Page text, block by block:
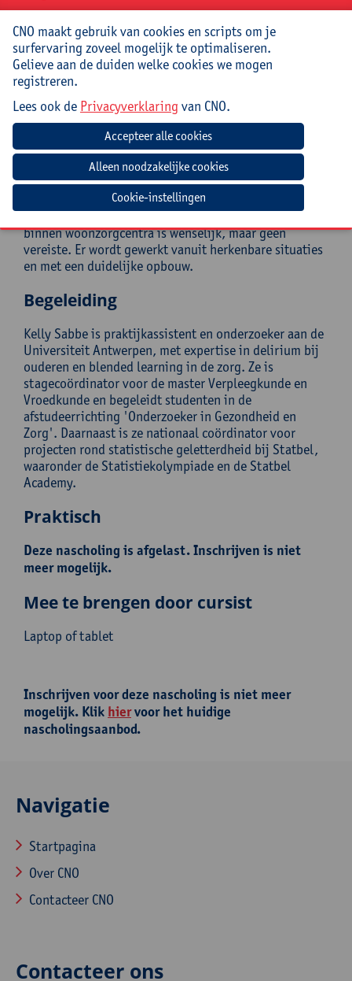
Doelgroep
Deze nascholing richt zich tot leerkrachten in het
secundair onderwijs en volwassenenonderwijs die
lesgeven binnen het domein Maatschappij en welzijn,
aan studenten zorgkundige, verpleegkunde, GGW, STW
of aanverwante welzijnsopleidingen. Ook pedagogisch
begeleiders, stagebegeleiders en beleidsmedewerkers
met een focus op zorgopleidingen zijn welkom.
Voorkennis:
Een basiskennis over ouderenzorg, cognitieve
stoornissen (zoals dementie) en het functioneren
binnen woonzorgcentra is wenselijk, maar geen
vereiste. Er wordt gewerkt vanuit herkenbare situaties
en met een duidelijke opbouw.
Begeleiding
Kelly Sabbe is praktijkassistent en onderzoeker aan de
Universiteit Antwerpen, met expertise in delirium bij
ouderen en blended learning in de zorg. Ze is
stagecoördinator voor de master Verpleegkunde en
Vroedkunde en begeleidt studenten in de
afstudeerrichting 'Onderzoeker in Gezondheid en
Zorg'. Daarnaast is ze nationaal coördinator voor
projecten rond statistische geletterdheid bij Statbel,
waaronder de Statistiekolympiade en de Statbel
Academy.
Praktisch
Deze nascholing is afgelast. Inschrijven is niet
meer mogelijk.
Mee te brengen door cursist
Laptop of tablet
Inschrijven voor deze nascholing is niet meer
mogelijk. Klik hiervoor het huidige
nascholingsaanbod.
Navigatie
Startpagina
Over CNO
Contacteer CNO
Contacteer ons
CNO maakt gebruik van cookies en scripts om je
surfervaring zoveel mogelijk te optimaliseren.
Gelieve aan de duiden welke cookies we mogen
registreren.
Lees ook de Privacyverklaring van CNO.
Cookie-instellingen